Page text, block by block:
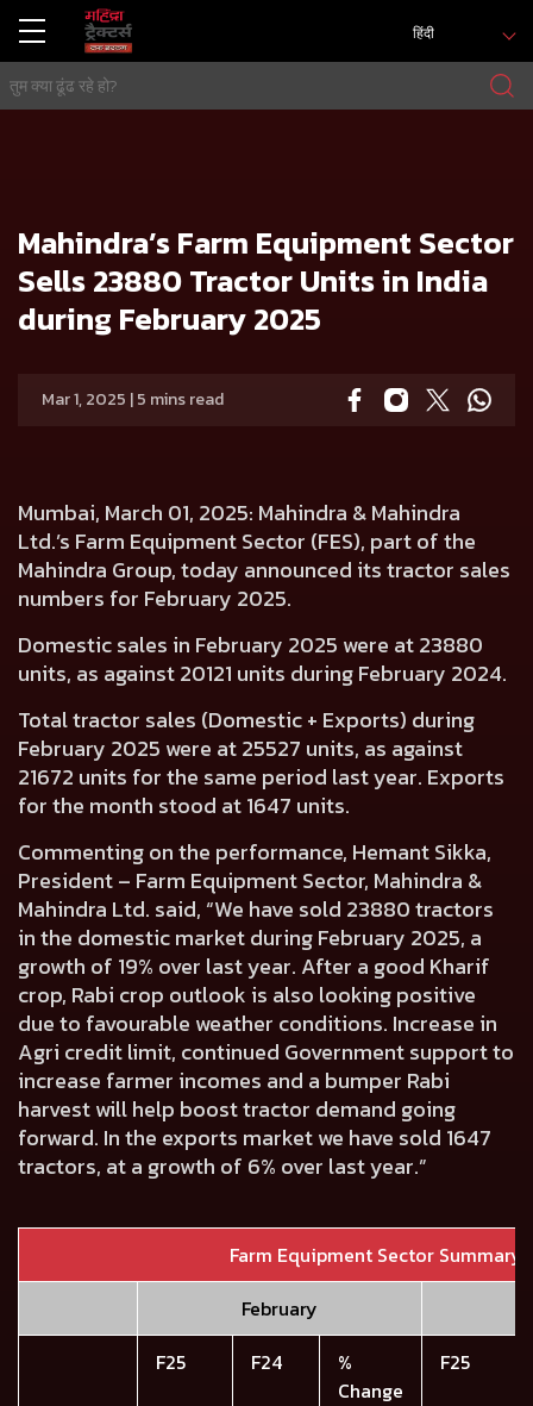
हिंदी
Mahindra’s Farm Equipment Sector
Sells 23880 Tractor Units in India
during February 2025
Mar 1, 2025 | 5 mins read
Mumbai, March 01, 2025: Mahindra & Mahindra
Ltd.’s Farm Equipment Sector (FES), part of the
Mahindra Group, today announced its tractor sales
numbers for February 2025.
Domestic sales in February 2025 were at23880
units, as against20121 units during February 2024.
Total tractor sales (Domestic + Exports) during
February 2025 were at25527 units, as against
21672 units for the same period last year. Exports
for the month stood at1647 units.
Commenting on the performance, Hemant Sikka,
President – Farm Equipment Sector, Mahindra &
Mahindra Ltd. said, “We have sold 23880tractors
in the domestic market during February 2025, a
growth of 19% over last year. After a good Kharif
crop, Rabi crop outlook is also looking positive
due to favourable weather conditions. Increase in
Agri credit limit, continued Government support to
increase farmer incomes and a bumper Rabi
harvest will help boost tractor demand going
forward. In the exports market we have sold 1647
tractors, at a growth of 6% over last year.”
Farm Equipment Sector Summary
February
F25
F24
%
Change
F25